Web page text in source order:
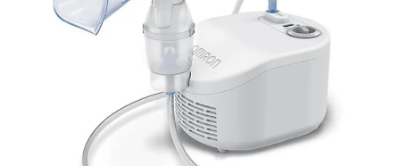
Po zmianie kraju część produktów może zostać usunięta z
Zapisz